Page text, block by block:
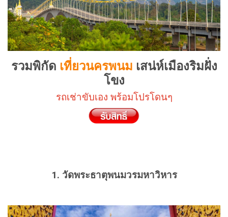
รวมพิกัด เที่ยวนครพนม เสน่ห์เมืองริมฝั่ง
โขง
รถเช่าขับเอง พร้อมโปรโดนๆ
1. วัดพระธาตุพนมวรมหาวิหาร